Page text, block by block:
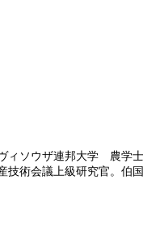
ィソウザ連邦大学 農学
術会議上級研究官。伯